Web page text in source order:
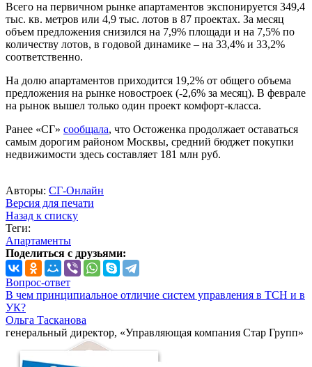
Всего на первичном рынке апартаментов экспонируется 349,4
тыс. кв. метров или 4,9 тыс. лотов в 87 проектах. За месяц
объем предложения снизился на 7,9% площади и на 7,5% по
количеству лотов, в годовой динамике – на 33,4% и 33,2%
соответственно.
На долю апартаментов приходится 19,2% от общего объема
предложения на рынке новостроек (-2,6% за месяц). В феврале
на рынок вышел только один проект комфорт-класса.
Ранее «СГ» сообщала, что Остоженка продолжает оставаться
самым дорогим районом Москвы, средний бюджет покупки
недвижимости здесь составляет 181 млн руб.
Авторы: СГ-Онлайн
Версия для печати
Назад к списку
Теги:
Апартаменты
Поделиться с друзьями:
Вопрос-ответ
В чем принципиальное отличие систем управления в ТСН и в
УК?
Ольга Тасканова
генеральный директор, «Управляющая компания Стар Групп»